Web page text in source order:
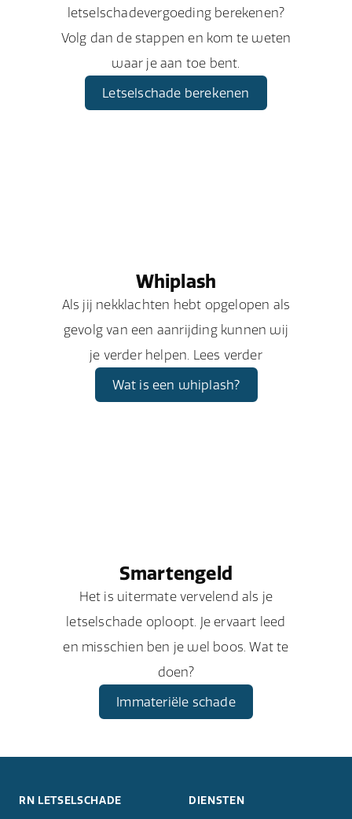
letselschadevergoeding berekenen?
Volg dan de stappen en kom te weten
waar je aan toe bent.
Letselschade berekenen
Whiplash
Als jij nekklachten hebt opgelopen als
gevolg van een aanrijding kunnen wij
je verder helpen. Lees verder
Wat is een whiplash?
Smartengeld
Het is uitermate vervelend als je
letselschade oploopt. Je ervaart leed
en misschien ben je wel boos. Wat te
doen?
Immateriële schade
RN LETSELSCHADE DIENSTEN